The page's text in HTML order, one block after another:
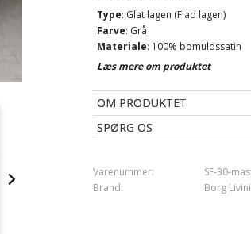
Type: Glat lagen (Flad lagen)
Farve: Grå
Materiale: 100% bomuldssatin
Vævning: 220TC
Brand: By Night
Vask : 60°
Tørretumbling
Læs mere om produktet
OM PRODUKTET
SPØRG OS
SF-30-
Varenummer:
Borg
Brand: